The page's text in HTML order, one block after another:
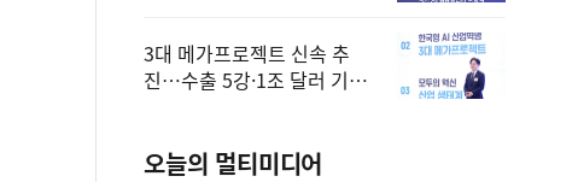
3대 메가프로젝트 신속 추
진…수출 5강·1조 달러 기반
오늘의 멀티미디어